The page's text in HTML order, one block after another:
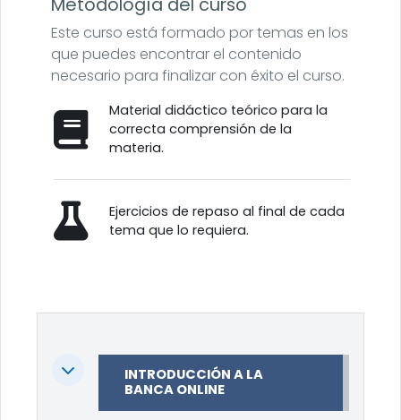
Este curso está formado por temas en los
que puedes encontrar el contenido
necesario para finalizar con éxito el curso.
Material didáctico teórico para la
correcta comprensión de la
materia.
Ejercicios de repaso al final de cada
tema que lo requiera.
Colapsar
INTRODUCCIÓN A LA
BANCA ONLINE